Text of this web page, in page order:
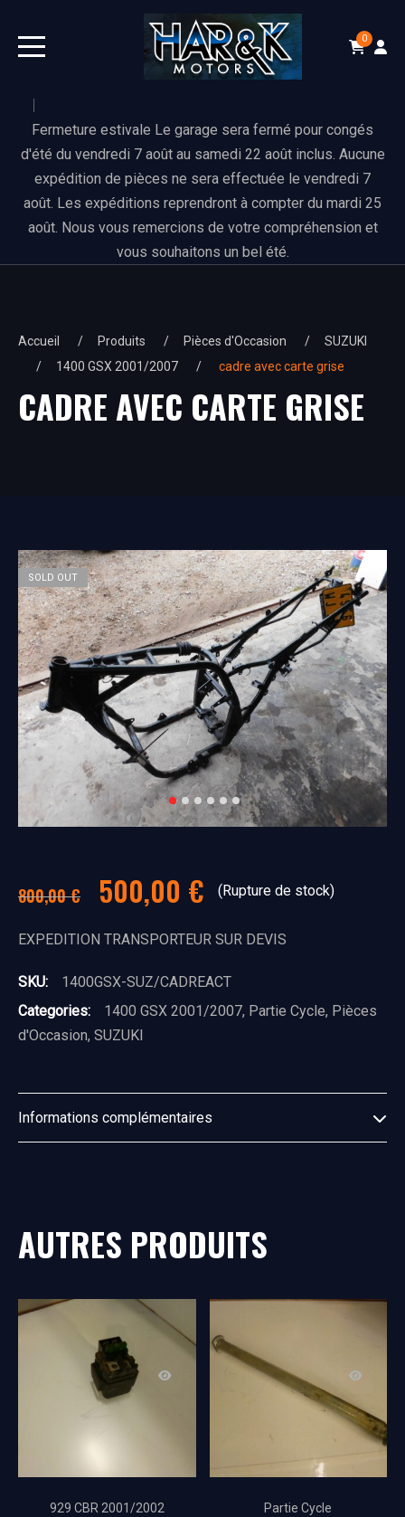
0
Fermeture estivale Le garage sera fermé pour congés
d'été du vendredi 7 août au samedi 22 août inclus. Aucune
expédition de pièces ne sera effectuée le vendredi 7
août. Les expéditions reprendront à compter du mardi 25
août. Nous vous remercions de votre compréhension et
vous souhaitons un bel été.
Accueil Produits Pièces d'Occasion
SUZUKI
1400 GSX 2001/2007
cadre avec carte grise
CADRE AVEC CARTE GRISE
SOLD OUT
800,00€
Le
prix
initial
était :
500,00 €Le
prix
actuel
est :
(Rupture de stock)
EXPEDITION TRANSPORTEUR SUR DEVIS
SKU:
1400GSX-SUZ/CADREACT
Categories:
1400 GSX 2001/2007, Partie Cycle, Pièces
d'Occasion, SUZUKI
Informations complémentaires
AUTRES PRODUITS
929 CBR 2001/2002 Partie Cycle